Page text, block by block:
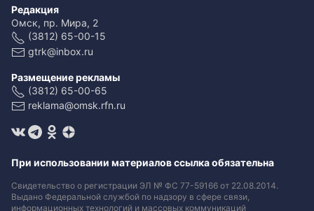
Редакция
Омск, пр. Мира, 2
(3812) 65-00-15
gtrk@inbox.ru
Размещение рекламы
(3812) 65-00-65
reklama@omsk.rfn.ru
При использовании материалов ссылка обязательна
Свидетельство о регистрации ЭЛ № ФС 77-59166 от 22.08.2014.
Выдано Федеральной службой по надзору в сфере связи,
информационных технологий и массовых коммуникаций